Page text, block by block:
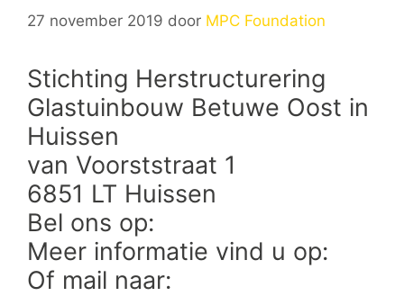
27 november 2019 door MPC Foundation
Stichting Herstructurering
Glastuinbouw Betuwe Oost in
Huissen
van Voorststraat 1
6851 LT Huissen
Bel ons op:
Meer informatie vind u op:
Of mail naar: